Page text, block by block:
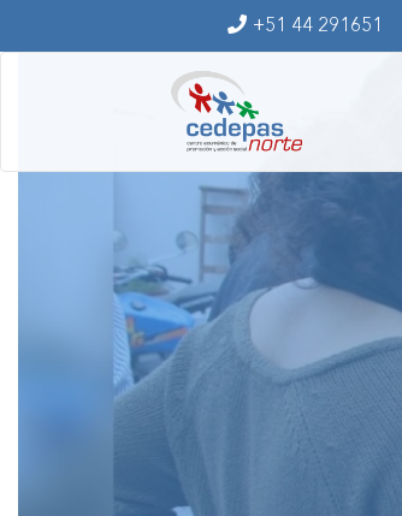
+51 44 291651